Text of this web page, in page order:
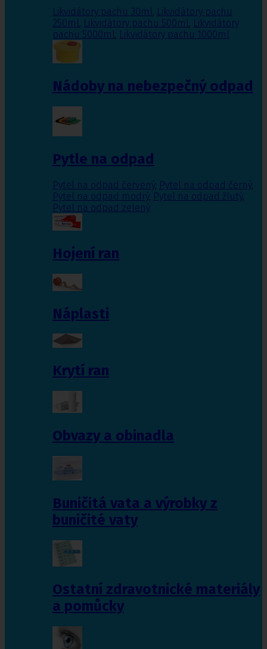
Likvidátory pachu 30ml, Likvidátory pachu
250ml, Likvidátory pachu 500ml, Likvidátory
pachu 5000ml, Likvidátory pachu 1000ml
Nádoby na nebezpečný odpad
Pytle na odpad
Pytel na odpad červený, Pytel na odpad černý,
Pytel na odpad modrý, Pytel na odpad žlutý,
Pytel na odpad zelený
Hojení ran
Náplasti
Krytí ran
Obvazy a obinadla
Buničitá vata a výrobky z
buničité vaty
Ostatní zdravotnické materiály
a pomůcky